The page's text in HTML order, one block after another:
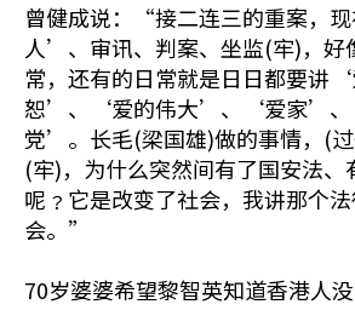
曾健成说：“接二连三的重案，
人’、审讯、判案、坐监(牢)，好
常，还有的日常就是日日都要
恕’、‘爱的伟大’、‘爱家’
党’。长毛(梁国雄)做的事情，(
(牢)，为什么突然间有了国安法、
呢﹖它是改变了社会，我讲那个
会。”
70岁婆婆希望黎智英知道香港人